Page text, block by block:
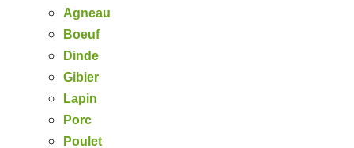
Agneau
Boeuf
Dinde
Gibier
Lapin
Porc
Poulet